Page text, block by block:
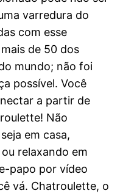
varredura do
com esse
de 50 dos
mundo; não foi
possível. Você
a partir de
Não
em casa,
relaxando em
papo por vídeo
vá. Chatroulette, o